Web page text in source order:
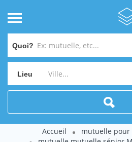
Quoi?
Lieu
Accueil
mutuelle